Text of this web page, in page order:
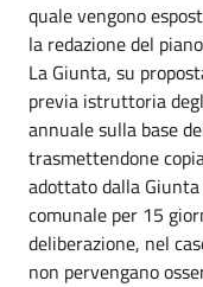
quale vengono
la redazione del
La Giunta, su
previa istruttoria
annuale sulla base
trasmettendone
adottato dalla
comunale per 15
deliberazione, nel
non pervengano